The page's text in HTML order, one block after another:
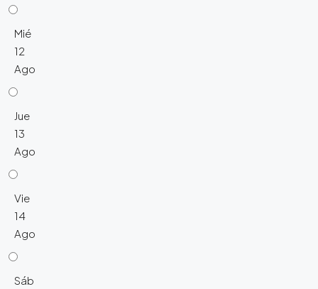
Mié
12
Ago
Jue
13
Ago
Vie
14
Ago
Sáb